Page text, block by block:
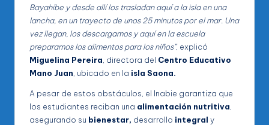
Bayahíbe y desde allí los trasladan aquí a la isla en una
lancha, en un trayecto de unos 25 minutos por el mar. Una
vez llegan, los descargamos y aquí en la escuela
preparamos los alimentos para los niños”, explicó
Miguelina Pereira, directora del Centro Educativo
Mano Juan, ubicado en la isla Saona.
A pesar de estos obstáculos, el Inabie garantiza que
los estudiantes reciban una alimentación nutritiva,
asegurando su bienestar, desarrollo integral y